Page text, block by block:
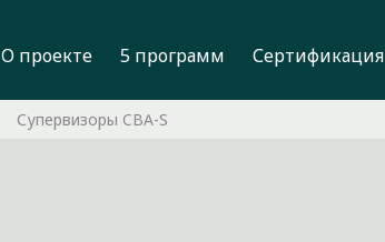
О проекте 5 программ Сертификация
Супервизоры CBA-S